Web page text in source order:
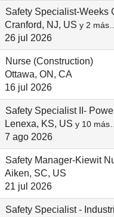
Safety Specialist-Weeks
Cranford, NJ, US y 2
26 jul 2026
Nurse (Construction)
Ottawa, ON, CA
16 jul 2026
Safety Specialist II-
Lenexa, KS, US y 10
7 ago 2026
Safety Manager-Kiewit
Aiken, SC, US
21 jul 2026
Safety Specialist -